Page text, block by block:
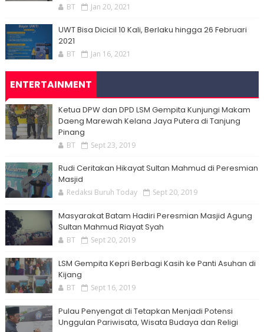
BT Jan 20, 2021
UWT Bisa Dicicil 10 Kali, Berlaku hingga 26 Februari
2021
BT Jan 16, 2021
ENTERTAINMENT
Ketua DPW dan DPD LSM Gempita Kunjungi Makam
Daeng Marewah Kelana Jaya Putera di Tanjung
Pinang
BT Sept 23, 2019
Rudi Ceritakan Hikayat Sultan Mahmud di Peresmian
Masjid
Redaksi Buruh Today Sept 20, 2019
Masyarakat Batam Hadiri Peresmian Masjid Agung
Sultan Mahmud Riayat Syah
BT Sept 20, 2019
LSM Gempita Kepri Berbagi Kasih ke Panti Asuhan di
Kijang
BT Sept 16, 2019
Pulau Penyengat di Tetapkan Menjadi Potensi
Unggulan Pariwisata, Wisata Budaya dan Religi